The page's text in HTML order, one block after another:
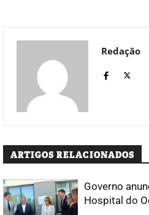
Redação
ARTIGOS RELACIONADOS
Governo
Hospital do